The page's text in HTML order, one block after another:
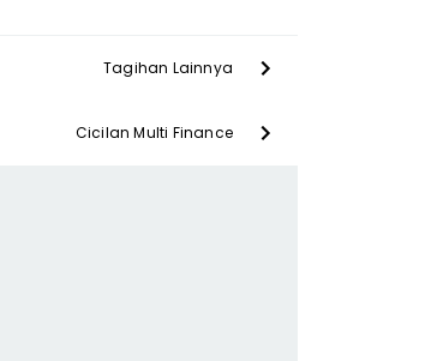
Tagihan Lainnya
Cicilan Multi Finance